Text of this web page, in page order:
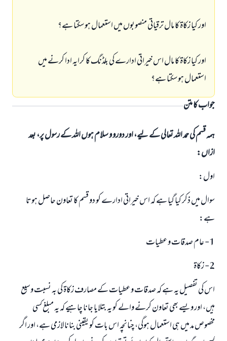
اور کیا زکاۃ کا مال ترقیاتی منصوبوں میں استعمال ہو سکتا ہے؟
اور کیا زکاۃ کا مال اس خیراتی ادارے کی بلڈنگ کا کرایہ ادا کرنے میں
استعمال ہو سکتا ہے؟
جواب کا متن
ہمہ قسم کی حمد اللہ تعالی کے لیے، اور دورو و سلام ہوں اللہ کے رسول پر، بعد
ازاں:
اول:
سوال میں ذکر کیا گیا ہے کہ اس خیراتی ادارے کو دو قسم کا تعاون حاصل ہوتا
ہے:
1- عام صدقات و عطیات
2- زکاۃ
اس کی تفصیل یہ ہے کہ صدقات و عطیات کے مصارف زکاۃ کی بہ نسبت وسیع
ہیں، اور ویسے بھی تعاون کرنے والے کو یہ بتلایا جانا چاہیے کہ یہ مبلغ کسی
مخصوص مد میں ہی استعمال ہوگی، چنانچہ اس بات کو یقینی بنانا لازمی ہے، اور اگر